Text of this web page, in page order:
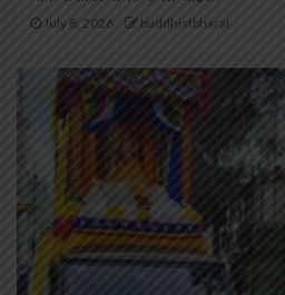
July 8, 2026 buddhistbharat